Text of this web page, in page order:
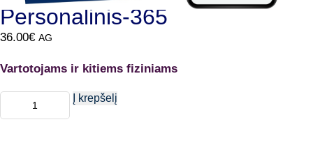
Personalinis-365
36.00€ AG
Vartotojams ir kitiems fiziniams
produkto
Į krepšelį